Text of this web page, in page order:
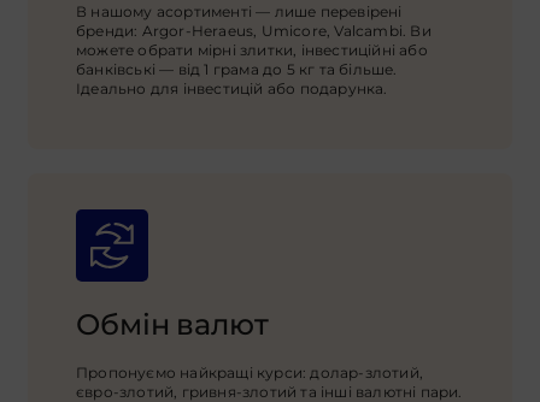
В нашому асортименті — лише перевірені
бренди: Argor-Heraeus, Umicore, Valcambi. Ви
можете обрати мірні злитки, інвестиційні або
банківські — від 1 грама до 5 кг та більше.
Ідеально для інвестицій або подарунка.
Обмін валют
Пропонуємо найкращі курси: долар-злотий,
євро-злотий, гривня-злотий та інші валютні пари.